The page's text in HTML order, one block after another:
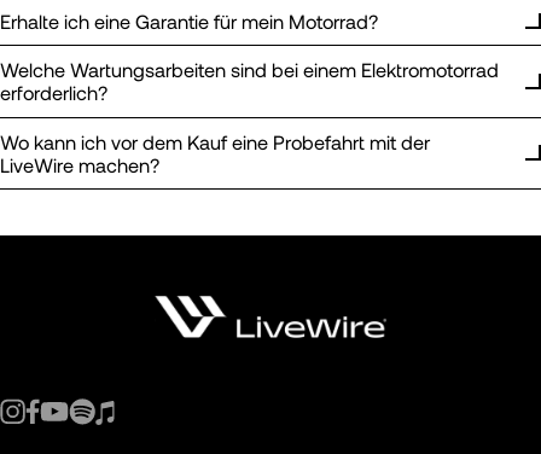
Erhalte ich eine Garantie für mein Motorrad?
Welche Wartungsarbeiten sind bei einem Elektromotorrad
erforderlich?
Wo kann ich vor dem Kauf eine Probefahrt mit der
LiveWire machen?